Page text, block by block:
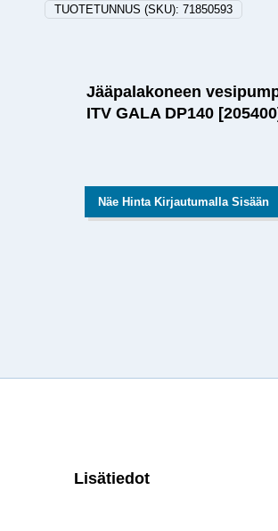
TUOTETUNNUS (SKU): 71850593
Jääpalakoneen
ITV GALA DP140
Näe Hinta Kirjautumalla Sisään
Lisätiedot